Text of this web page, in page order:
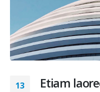
13
Etiam